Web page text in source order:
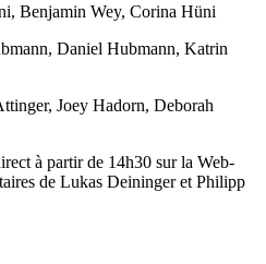
Benjamin Wey, Corina Hüni
Daniel Hubmann, Katrin
Joey Hadorn, Deborah
à partir de 14h30 sur la Web-
de Lukas Deininger et Philipp